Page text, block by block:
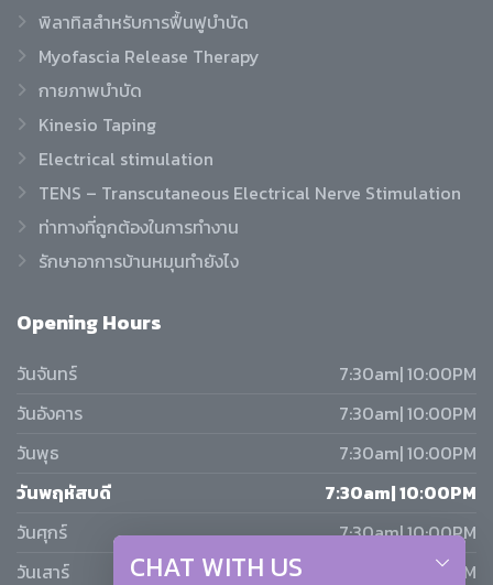
พิลาทิสสำหรับการฟื้นฟูบำบัด
Myofascia Release Therapy
กายภาพบำบัด
Kinesio Taping
Electrical stimulation
TENS – Transcutaneous Electrical Nerve Stimulation
ท่าทางที่ถูกต้องในการทำงาน
รักษาอาการบ้านหมุนทำยังไง
OpeningHours
วันจันทร์
7:30am| 10:00PM
วันอังคาร
7:30am| 10:00PM
วันพุธ
7:30am| 10:00PM
วันพฤหัสบดี
7:30am| 10:00PM
วันศุกร์
7:30am| 10:00PM
วันเสาร์
7:30am| 7:00PM
CHAT WITH US